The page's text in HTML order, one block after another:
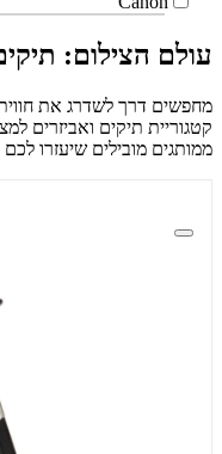
עולם הצילום:
מחפשים דרך לשדרג את
קטגוריית תיקים ואביזרים
ממותגים מובילים שיעזרו